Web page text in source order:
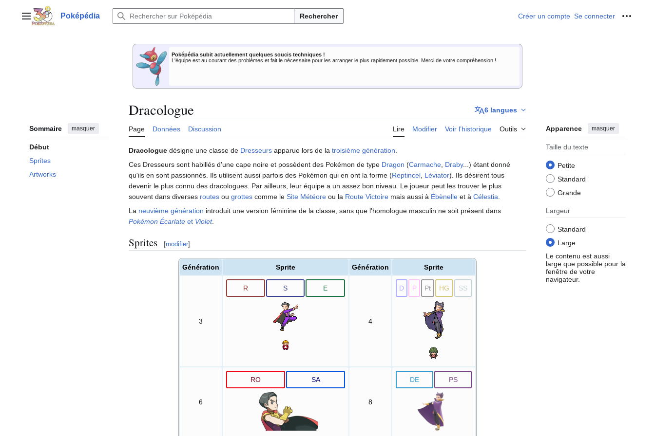
contenuMenu principalPoképédia Rechercher Créer un compte Se connecter Outils
Poképédia subit actuellement quelques soucis techniques !
L'équipe est au courant des problèmes et fait le nécessaire pour les arranger le plus rapidement possible. Merci de votre compréhension !
Sommaire masquer
Début
Sprites
Artworks
Dracologue 6 langues
Page Données Discussion Lire Modifier Voir l’historique Outils Apparence masquer
Taille du texte
Petite
Standard
Grande
Largeur
Standard
Large
Le contenu est aussi
large que possible pour la
fenêtre de votre
navigateur.
Dracologue désigne une classe de Dresseurs apparue lors de la troisième génération
Ces Dresseurs sont habillés d'une cape noire et possèdent des Pokémon de type Dragon (Carmache Draby...) étant donné
qu'ils en sont passionnés. Ils utilisent aussi parfois des Pokémon qui en ont la forme (Reptincel Léviator). Ils désirent tous
devenir le plus connu des dracologues. Par ailleurs, leur équipe a un assez bon niveau. Le joueur peut les trouver le plus
souvent dans diverses routes ou grottes comme le Site Météore ou la Route Victoire mais aussi à Ébènelle et à Célestia
La neuvième génération introduit une version féminine de la classe, sans que l'homologue masculin ne soit présent dans
Pokémon Écarlate et Violet.
Sprites [modifier]
Génération Sprite Génération Sprite
3
R S E
4
D P Pt HG SS
6
RO SA
8
DE PS